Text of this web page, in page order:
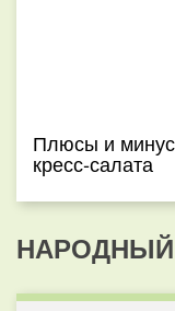
Плюсы и
кресс-салата